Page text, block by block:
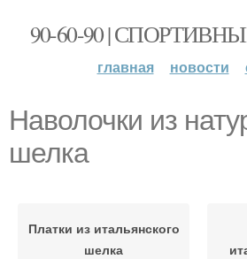
90-60-90 |
главная новости
Наволочки из
шелка
Платки из итальянского
шелка